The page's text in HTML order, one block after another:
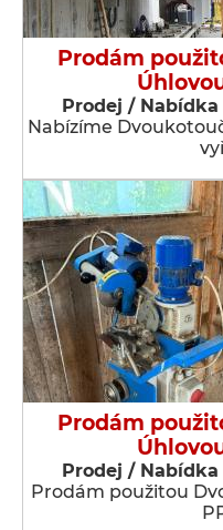
Prodám
Prodej /
Nabízíme
Prodám
Prodej /
Prodám použitou